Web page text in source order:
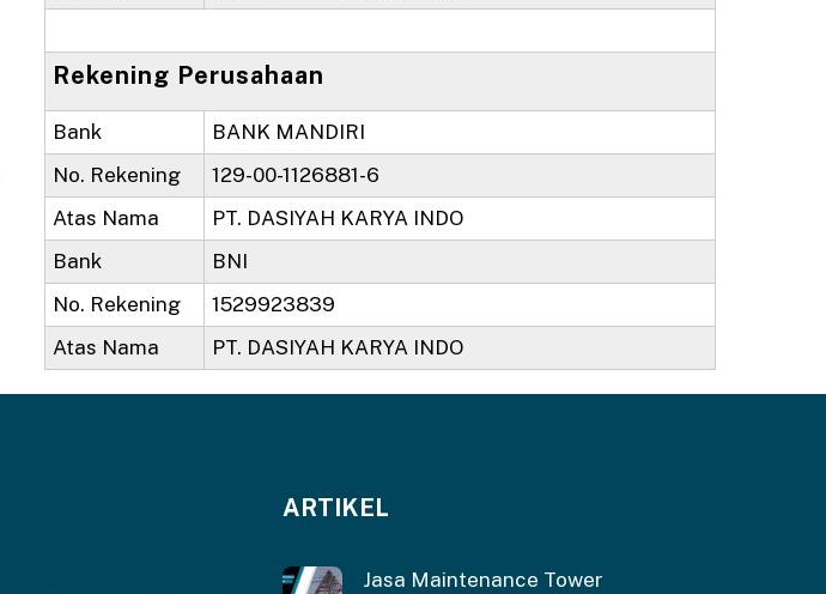
Rekening Perusahaan
Bank
BANK MANDIRI
No. Rekening
129-00-1126881-6
Atas Nama
PT. DASIYAH KARYA INDO
Bank
BNI
No. Rekening
1529923839
Atas Nama
PT. DASIYAH KARYA INDO
ARTIKEL
Jasa Maintenance Tower